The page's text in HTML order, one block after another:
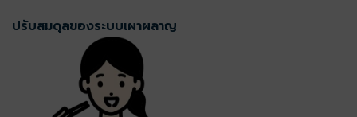
ปรับสมดุลของระบบเผาผลาญ